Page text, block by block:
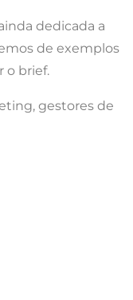
dedicada a
de exemplos
o brief.
gestores de